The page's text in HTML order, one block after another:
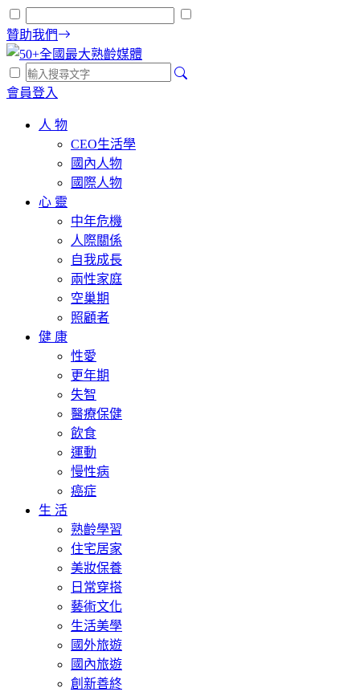
贊助我們
會員登入
人 物
CEO生活學
國內人物
國際人物
心 靈
中年危機
人際關係
自我成長
兩性家庭
空巢期
照顧者
健 康
性愛
更年期
失智
醫療保健
飲食
運動
慢性病
癌症
生 活
熟齡學習
住宅居家
美妝保養
日常穿搭
藝術文化
生活美學
國外旅遊
國內旅遊
創新善終